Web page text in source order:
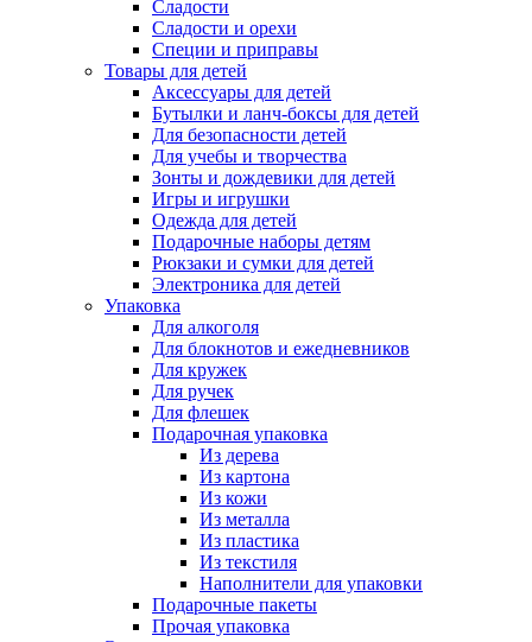
Сладости
Сладости и орехи
Специи и приправы
Товары для детей
Аксессуары для детей
Бутылки и ланч-боксы для детей
Для безопасности детей
Для учебы и творчества
Зонты и дождевики для детей
Игры и игрушки
Одежда для детей
Подарочные наборы детям
Рюкзаки и сумки для детей
Электроника для детей
Упаковка
Для алкоголя
Для блокнотов и ежедневников
Для кружек
Для ручек
Для флешек
Подарочная упаковка
Из дерева
Из картона
Из кожи
Из металла
Из пластика
Из текстиля
Наполнители для упаковки
Подарочные пакеты
Прочая упаковка